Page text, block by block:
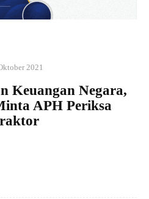
2021
Keuangan Negara,
APH Periksa